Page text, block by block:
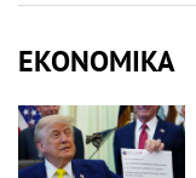
EKONOMIKA